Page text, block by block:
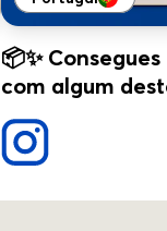
📦✨
com algum